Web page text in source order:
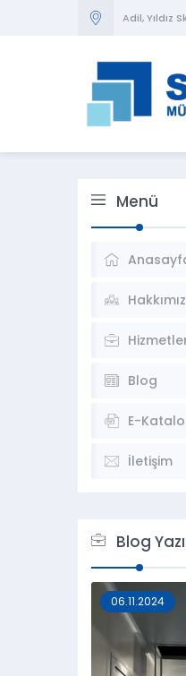
Adil, Yıldız
Menü
Blog
E-
İletişim
Blog
06.11.2024